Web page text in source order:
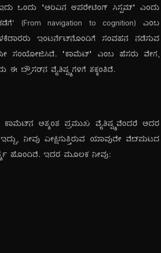
ಒಂದು "ಅರಿವಿನ ಆಪರೇಟಿಂಗ್ ಸಿಸ್ಟಮ್" ಎಂದು
(From navigation to cognition) ಎಂಬ
ಇಂಟರ್ನೆಟ್‌ನೊಂದಿಗೆ ಸಂವಹನ ನಡೆಸುವ
ಸಂಯೋಜಿಸಿದೆ. "ಕಾಮೆಟ್" ಎಂಬ ಹೆಸರು ವೇಗ,
ಈ ಬ್ರೌಸರ್‌ನ ವೈಶಿಷ್ಟ್ಯಗಳಿಗೆ ತಕ್ಕಂತಿದೆ.
ಕಾಮೆಟ್‌ನ ಅತ್ಯಂತ ಪ್ರಮುಖ ವೈಶಿಷ್ಟ್ಯವೆಂದರೆ ಅದರ
ನೀವು ವೀಕ್ಷಿಸುತ್ತಿರುವ ಯಾವುದೇ ವೆಬ್‌ಪುಟದ
ಹೊಂದಿದೆ. ಇದರ ಮೂಲಕ ನೀವು: